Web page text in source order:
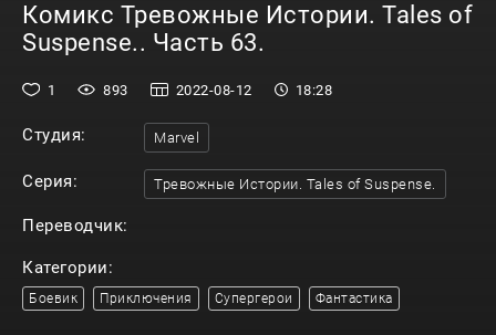
Комикс Тревожные Истории. Tales of
Suspense.. Часть 63.
1 893 2022-08-12 18:28
Студия: Marvel
Серия: Тревожные Истории. Tales of Suspense.
Переводчик:
Категории:
Боевик Приключения Супергерои Фантастика